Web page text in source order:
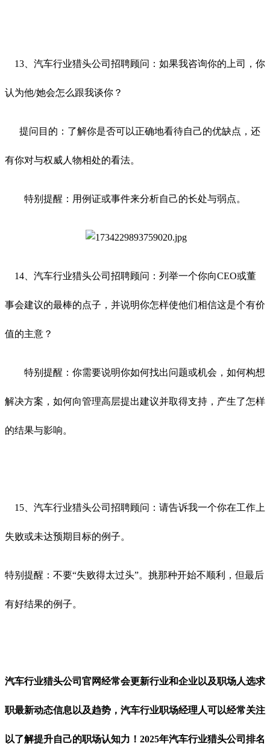
13、汽车行业猎头公司招聘顾问：如果我咨询你的上司，你
认为他/她会怎么跟我谈你？
提问目的：了解你是否可以正确地看待自己的优缺点，还
有你对与权威人物相处的看法。
特别提醒：用例证或事件来分析自己的长处与弱点。
14、汽车行业猎头公司招聘顾问：列举一个你向CEO或董
事会建议的最棒的点子，并说明你怎样使他们相信这是个有价
值的主意？
特别提醒：你需要说明你如何找出问题或机会，如何构想
解决方案，如何向管理高层提出建议并取得支持，产生了怎样
的结果与影响。
15、汽车行业猎头公司招聘顾问：请告诉我一个你在工作上
失败或未达预期目标的例子。
特别提醒：不要“失败得太过头”。挑那种开始不顺利，但最后
有好结果的例子。
汽车行业猎头公司官网经常会更新行业和企业以及职场人选求
职最新动态信息以及趋势，汽车行业职场经理人可以经常关注
以了解提升自己的职场认知力！2025年汽车行业猎头公司排名